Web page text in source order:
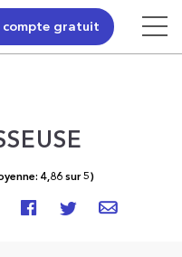
compte gratuit
4,86 sur5)